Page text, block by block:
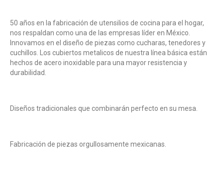
50 años en la fabricación de utensilios de cocina para el hogar,
nos respaldan como una de las empresas líder en México.
Innovamos en el diseño de piezas como cucharas, tenedores y
cuchillos. Los cubiertos metalicos de nuestra línea básica están
hechos de acero inoxidable para una mayor resistencia y
durabilidad.
Diseños tradicionales que combinarán perfecto en su mesa.
Fabricación de piezas orgullosamente mexicanas.